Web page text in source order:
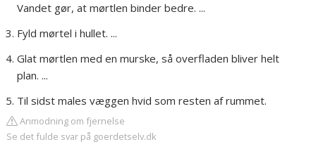
Vandet gør, at mørtlen binder bedre. ...
Fyld mørtel i hullet. ...
Glat mørtlen med en murske, så overfladen bliver helt
plan. ...
Til sidst males væggen hvid som resten af rummet.
Anmodning om fjernelse
Se det fulde svar på goerdetselv.dk